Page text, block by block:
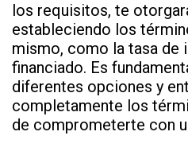
los requisitos, te
estableciendo los
mismo, como la tasa de
financiado. Es
diferentes opciones y
completamente los
de comprometerte con